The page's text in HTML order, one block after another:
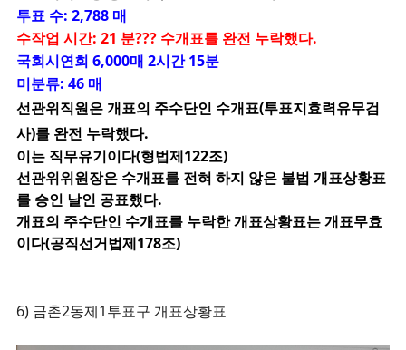
투표 수: 2,788 매
수작업 시간: 21 분??? 수개표를 완전 누락했다.
국회시연회 6,000매 2시간 15분
미분류: 46 매
선관위직원은 개표의 주수단인 수개표(투표지효력유무검
사)를 완전 누락했다.
이는 직무유기이다(형법제122조)
선관위위원장은 수개표를 전혀 하지 않은 불법 개표상황표
를 승인 날인 공표했다.
개표의 주수단인 수개표를 누락한 개표상황표는 개표무효
이다(공직선거법제178조)
6) 금촌2동제1투표구 개표상황표